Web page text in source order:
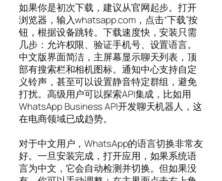
如果你是初次下载，建议从官网起步。打开
浏览器，输入whatsapp.com，点击“下载”按
钮，根据设备跳转。下载速度快，安装只需
几步：允许权限、验证手机号、设置语言。
中文版界面简洁，主屏幕显示聊天列表，顶
部有搜索栏和相机图标。通知中心支持自定
义铃声，甚至可以设置静音特定群组，避免
打扰。高级用户可以探索API集成，比如用
WhatsApp Business API开发聊天机器人，这
在电商领域已成趋势。
对于中文用户，WhatsApp的语言切换非常友
好。一旦安装完成，打开应用，如果系统语
言为中文，它会自动检测并切换。但如果没